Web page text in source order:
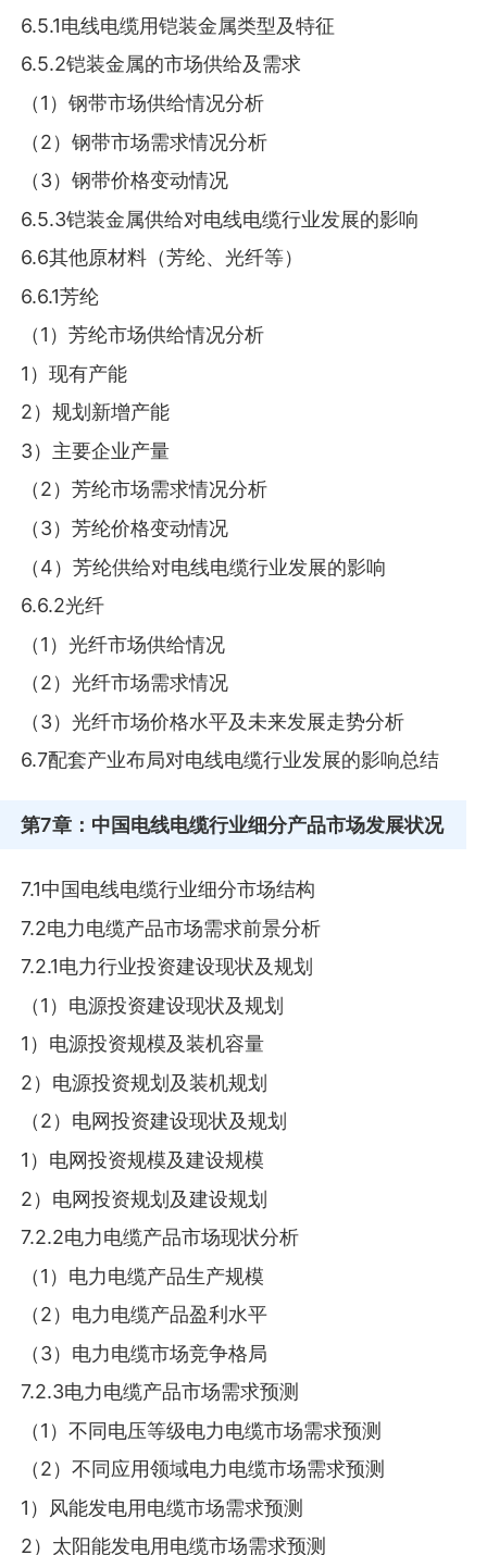
6.5.1电线电缆用铠装金属类型及特征
6.5.2铠装金属的市场供给及需求
（1）钢带市场供给情况分析
（2）钢带市场需求情况分析
（3）钢带价格变动情况
6.5.3铠装金属供给对电线电缆行业发展的影响
6.6其他原材料（芳纶、光纤等）
6.6.1芳纶
（1）芳纶市场供给情况分析
1）现有产能
2）规划新增产能
3）主要企业产量
（2）芳纶市场需求情况分析
（3）芳纶价格变动情况
（4）芳纶供给对电线电缆行业发展的影响
6.6.2光纤
（1）光纤市场供给情况
（2）光纤市场需求情况
（3）光纤市场价格水平及未来发展走势分析
6.7配套产业布局对电线电缆行业发展的影响总结
第7章 ：中国电线电缆行业细分产品市场发展状况
7.1中国电线电缆行业细分市场结构
7.2电力电缆产品市场需求前景分析
7.2.1电力行业投资建设现状及规划
（1）电源投资建设现状及规划
1）电源投资规模及装机容量
2）电源投资规划及装机规划
（2）电网投资建设现状及规划
1）电网投资规模及建设规模
2）电网投资规划及建设规划
7.2.2电力电缆产品市场现状分析
（1）电力电缆产品生产规模
（2）电力电缆产品盈利水平
（3）电力电缆市场竞争格局
7.2.3电力电缆产品市场需求预测
（1）不同电压等级电力电缆市场需求预测
（2）不同应用领域电力电缆市场需求预测
1）风能发电用电缆市场需求预测
2）太阳能发电用电缆市场需求预测